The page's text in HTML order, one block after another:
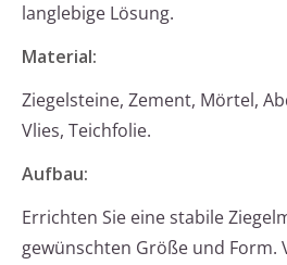
langlebige Lösung.
Material:
Ziegelsteine, Zement, Mörtel,
Vlies, Teichfolie.
Aufbau:
Errichten Sie eine stabile
gewünschten Größe und Form.